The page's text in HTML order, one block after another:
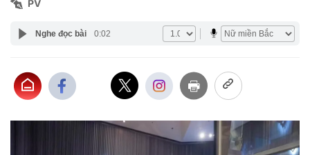
PV
Nghe đọc bài 0:02